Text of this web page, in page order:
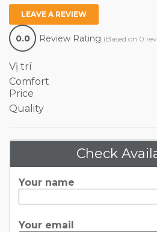
LEAVE A REVIEW
0.0 Review Rating (Based on 0
Vị trí
Comfort
Price
Quality
Check
Your name
Your email